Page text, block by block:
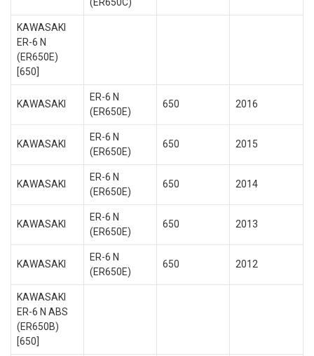
KAWASAKI
ER-6 N
(ER650E)
[650]
KAWASAKI
ER-6 N
(ER650E)
650 2016
KAWASAKI
ER-6 N
(ER650E)
650 2015
KAWASAKI
ER-6 N
(ER650E)
650 2014
KAWASAKI
ER-6 N
(ER650E)
650 2013
KAWASAKI
ER-6 N
(ER650E)
650 2012
KAWASAKI
ER-6 N ABS
(ER650B)
[650]